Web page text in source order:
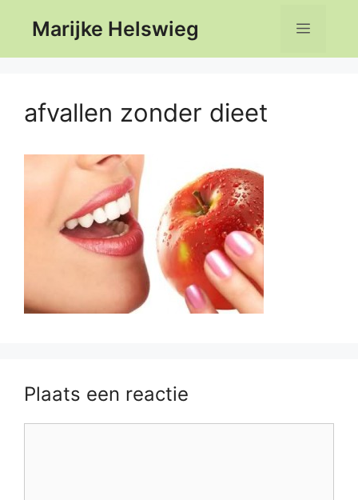
Marijke Helswieg Menu
afvallen zonder dieet
Plaats een reactie